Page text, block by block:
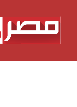
المحتوى